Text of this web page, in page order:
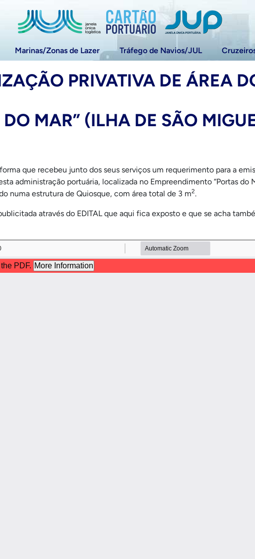
Marinas/Zonas de Lazer Tráfego de Navios/JUL
PRIVATIVA DE ÁREA
DO MAR” (ILHA DE SÃO
que recebeu junto dos seus serviços um requerimento para a
administração portuária, localizada no Empreendimento “Portas do
numa estrutura de Quiosque, com área total de 3 m2.
através do EDITAL que aqui fica exposto e que se acha